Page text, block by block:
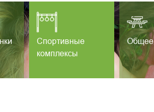
Спортивные
комплексы
Общее